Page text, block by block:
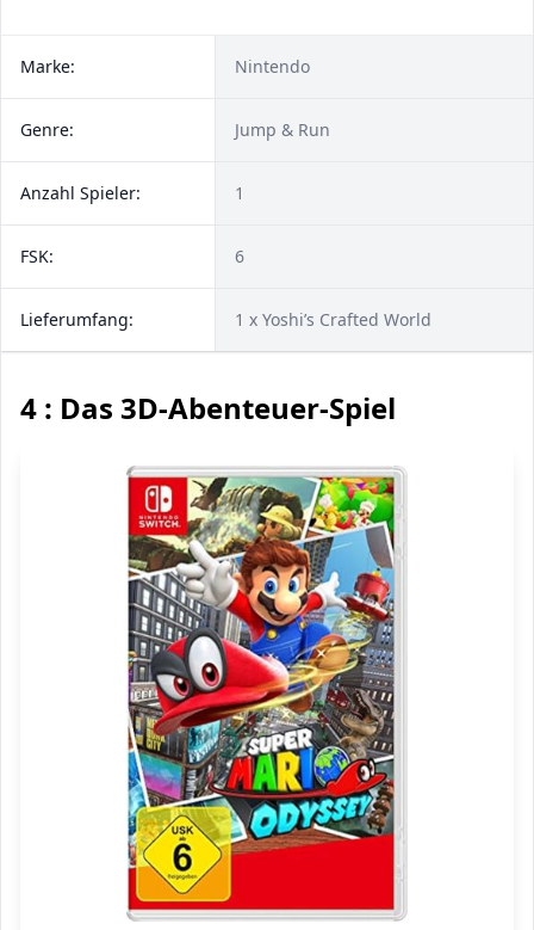
Marke: Nintendo
Genre: Jump & Run
Anzahl Spieler: 1
FSK: 6
Lieferumfang: 1 x Yoshi’s Crafted World
4 : Das 3D-Abenteuer-Spiel